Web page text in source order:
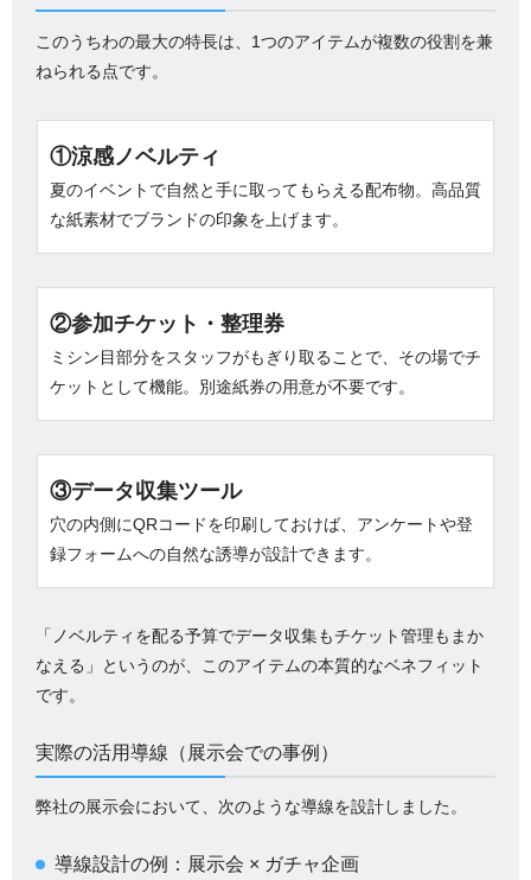
このうちわの最大の特長は、1つのアイテムが複数の役割を兼
ねられる点です。
①涼感ノベルティ
夏のイベントで自然と手に取ってもらえる配布物。高品質
な紙素材でブランドの印象を上げます。
②参加チケット・整理券
ミシン目部分をスタッフがもぎり取ることで、その場でチ
ケットとして機能。別途紙券の用意が不要です。
③データ収集ツール
穴の内側にQRコードを印刷しておけば、アンケートや登
録フォームへの自然な誘導が設計できます。
「ノベルティを配る予算でデータ収集もチケット管理もまか
なえる」というのが、このアイテムの本質的なベネフィット
です。
実際の活用導線（展示会での事例）
弊社の展示会において、次のような導線を設計しました。
導線設計の例：展示会 × ガチャ企画